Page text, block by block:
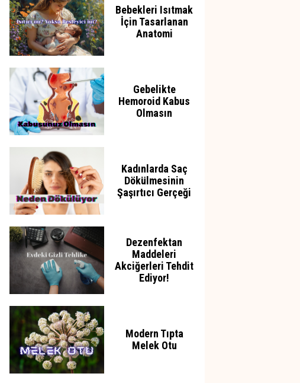
Bebekleri Isıtmak
İçin Tasarlanan
Anatomi
Gebelikte
Hemoroid Kabus
Olmasın
Kadınlarda Saç
Dökülmesinin
Şaşırtıcı Gerçeği
Dezenfektan
Maddeleri
Akciğerleri Tehdit
Ediyor!
Modern Tıpta
Melek Otu